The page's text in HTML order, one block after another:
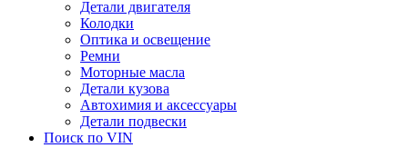
Детали двигателя
Колодки
Оптика и освещение
Ремни
Моторные масла
Детали кузова
Автохимия и аксессуары
Детали подвески
Поиск по VIN